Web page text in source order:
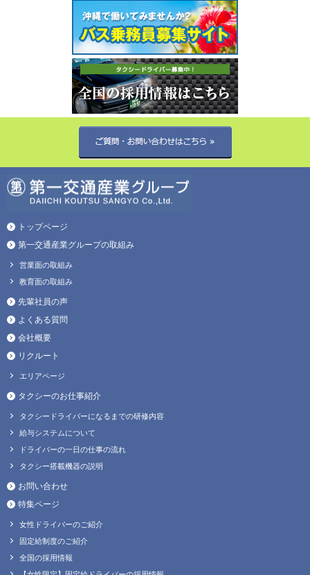
トップページ
第一交通産業グループの取組み
営業面の取組み
教育面の取組み
先輩社員の声
よくある質問
会社概要
リクルート
エリアページ
タクシーのお仕事紹介
タクシードライバーになるまでの研修内容
給与システムについて
ドライバーの一日の仕事の流れ
タクシー搭載機器の説明
お問い合わせ
特集ページ
女性ドライバーのご紹介
固定給制度のご紹介
全国の採用情報